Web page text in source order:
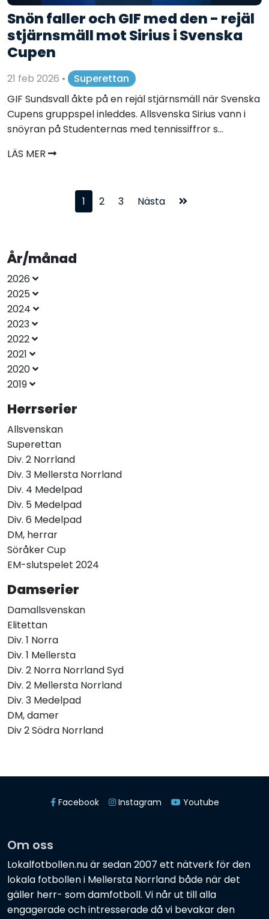
Snön faller och GIF med den - rejäl
stjärnsmäll mot Sirius i Svenska
Cupen
21 feb 2026 •
Superettan
GIF Sundsvall åkte på en rejäl stjärnsmäll när Svenska
Cupens gruppspel inleddes. Allsvenska Sirius vann i
snöyran på Studenternas med tennissiffror s...
LÄS MER
1 2 3 Nästa
År/månad
2026
2025
2024
2023
2022
2021
2020
2019
Herrserier
Allsvenskan
Superettan
Div. 2 Norrland
Div. 3 Mellersta Norrland
Div. 4 Medelpad
Div. 5 Medelpad
Div. 6 Medelpad
DM, herrar
Söråker Cup
EM-slutspelet 2024
Damserier
Damallsvenskan
Elitettan
Div. 1 Norra
Div. 1 Mellersta
Div. 2 Norra Norrland Syd
Div. 2 Mellersta Norrland
Div. 3 Medelpad
DM, damer
Div 2 Södra Norrland
Facebook Instagram Youtube
Om oss
Lokalfotbollen.nu är sedan 2007 ett nätverk för den
lokala fotbollen i Mellersta Norrland både när det
gäller herr- som damfotboll. Vi når ut till alla
engagerade och intresserade då vi bevakar den